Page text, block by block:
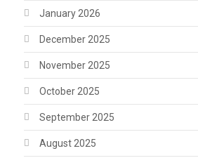
January 2026
December 2025
November 2025
October 2025
September 2025
August 2025